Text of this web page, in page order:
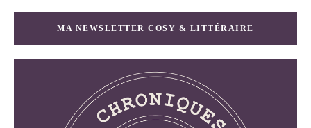
MA NEWSLETTER COSY & LITTÉRAIRE